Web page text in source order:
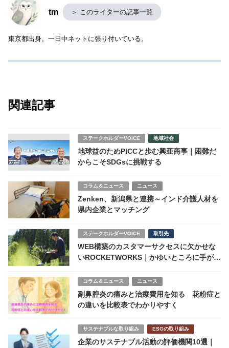
tm ＞ このライターの記事一覧
東京都出身。一日中ネットに張り付いている。
関連記事
ステークホルダーVOICE 地域社会
地球益のためPICCと歩む興亜商事｜困難だ
からこそSDGsに挑戦する
コラム＆ニュース ニュース
Zenken、新潟県と連携～インド介護人材を
県内企業とマッチング
ステークホルダーVOICE 取引先
WEB構築のカスタマーサクセスに欠かせな
いROCKETWORKS｜かゆいところに手が届
ューション
コラム＆ニュース ニュース
副鼻腔炎の痛みと治療費用を知る 花粉症と
の違いを比較表でわかりやすく
サステナブルな取り組み ESGの取り組み
企業のサステナブル活動の評価機関10選｜